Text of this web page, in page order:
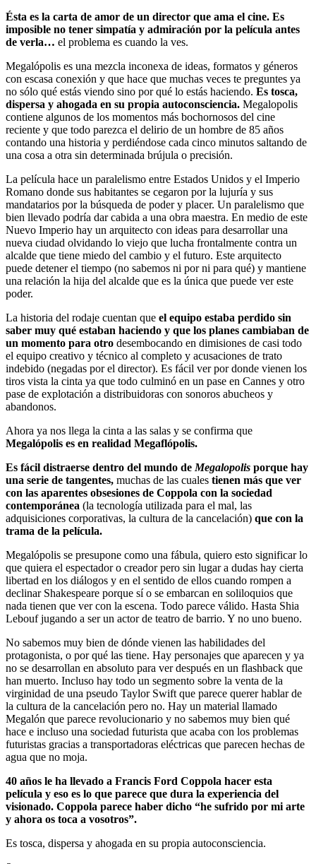
Ésta es la carta de amor de un director que ama el cine. Es
imposible no tener simpatía y admiración por la película antes
de verla… el problema es cuando la ves.
Megalópolis es una mezcla inconexa de ideas, formatos y géneros
con escasa conexión y que hace que muchas veces te preguntes ya
no sólo qué estás viendo sino por qué lo estás haciendo. Es tosca,
dispersa y ahogada en su propia autoconsciencia. Megalopolis
contiene algunos de los momentos más bochornosos del cine
reciente y que todo parezca el delirio de un hombre de 85 años
contando una historia y perdiéndose cada cinco minutos saltando de
una cosa a otra sin determinada brújula o precisión.
La película hace un paralelismo entre Estados Unidos y el Imperio
Romano donde sus habitantes se cegaron por la lujuría y sus
mandatarios por la búsqueda de poder y placer. Un paralelismo que
bien llevado podría dar cabida a una obra maestra. En medio de este
Nuevo Imperio hay un arquitecto con ideas para desarrollar una
nueva ciudad olvidando lo viejo que lucha frontalmente contra un
alcalde que tiene miedo del cambio y el futuro. Este arquitecto
puede detener el tiempo (no sabemos ni por ni para qué) y mantiene
una relación la hija del alcalde que es la única que puede ver este
poder.
La historia del rodaje cuentan que el equipo estaba perdido sin
saber muy qué estaban haciendo y que los planes cambiaban de
un momento para otro desembocando en dimisiones de casi todo
el equipo creativo y técnico al completo y acusaciones de trato
indebido (negadas por el director). Es fácil ver por donde vienen los
tiros vista la cinta ya que todo culminó en un pase en Cannes y otro
pase de explotación a distribuidoras con sonoros abucheos y
abandonos.
Ahora ya nos llega la cinta a las salas y se confirma que
Megalópolis es en realidad Megaflópolis.
Es fácil distraerse dentro del mundo deMegalopolis porque hay
una serie de tangentes, muchas de las cuales tienen más que ver
con las aparentes obsesiones de Coppola con la sociedad
contemporánea (la tecnología utilizada para el mal, las
adquisiciones corporativas, la cultura de la cancelación) que con la
trama de la película.
Megalópolis se presupone como una fábula, quiero esto significar lo
que quiera el espectador o creador pero sin lugar a dudas hay cierta
libertad en los diálogos y en el sentido de ellos cuando rompen a
declinar Shakespeare porque sí o se embarcan en soliloquios que
nada tienen que ver con la escena. Todo parece válido. Hasta Shia
Lebouf jugando a ser un actor de teatro de barrio. Y no uno bueno.
No sabemos muy bien de dónde vienen las habilidades del
protagonista, o por qué las tiene. Hay personajes que aparecen y ya
no se desarrollan en absoluto para ver después en un flashback que
han muerto. Incluso hay todo un segmento sobre la venta de la
virginidad de una pseudo Taylor Swift que parece querer hablar de
la cultura de la cancelación pero no. Hay un material llamado
Megalón que parece revolucionario y no sabemos muy bien qué
hace e incluso una sociedad futurista que acaba con los problemas
futuristas gracias a transportadoras eléctricas que parecen hechas de
agua que no moja.
40 años le ha llevado a Francis Ford Coppola hacer esta
película y eso es lo que parece que dura la experiencia del
visionado. Coppola parece haber dicho “he sufrido por mi arte
y ahora os toca a vosotros”.
Es tosca, dispersa y ahogada en su propia autoconsciencia.